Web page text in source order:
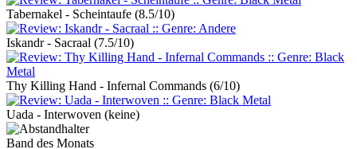
Tabernakel - Scheintaufe (8.5/10)
Iskandr - Sacraal (7.5/10)
Thy Killing Hand - Infernal Commands (6/10)
Uada - Interwoven (keine)
Band des Monats